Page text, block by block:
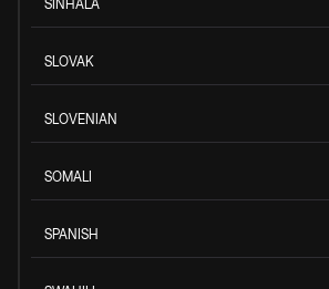
SINHALA
SLOVAK
SLOVENIAN
SOMALI
SPANISH